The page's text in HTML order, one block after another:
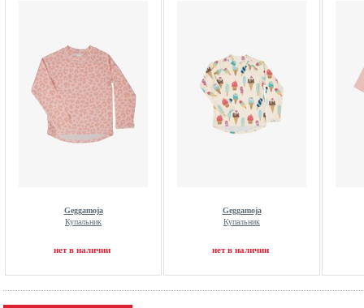
Geggamoja
Купальник
нет в наличии
Geggamoja
Купальник
нет в наличии